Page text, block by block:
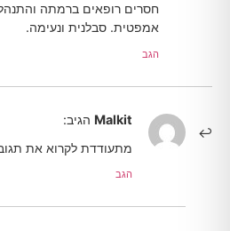
חסרים רופאים ברמתה
אמפטית. סבלנית ונעימה.
הגב
Malkit הגיב:
מתעודדת לקרוא את
הגב